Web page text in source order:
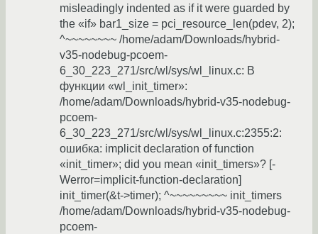
misleadingly indented as if it were guarded by
the «if» bar1_size = pci_resource_len(pdev, 2);
^~~~~~~~~ /home/adam/Downloads/hybrid-
v35-nodebug-pcoem-
6_30_223_271/src/wl/sys/wl_linux.c: В
функции «wl_init_timer»:
/home/adam/Downloads/hybrid-v35-nodebug-
pcoem-
6_30_223_271/src/wl/sys/wl_linux.c:2355:2:
ошибка: implicit declaration of function
«init_timer»; did you mean «init_timers»? [-
Werror=implicit-function-declaration]
init_timer(&t->timer); ^~~~~~~~~~ init_timers
/home/adam/Downloads/hybrid-v35-nodebug-
pcoem-